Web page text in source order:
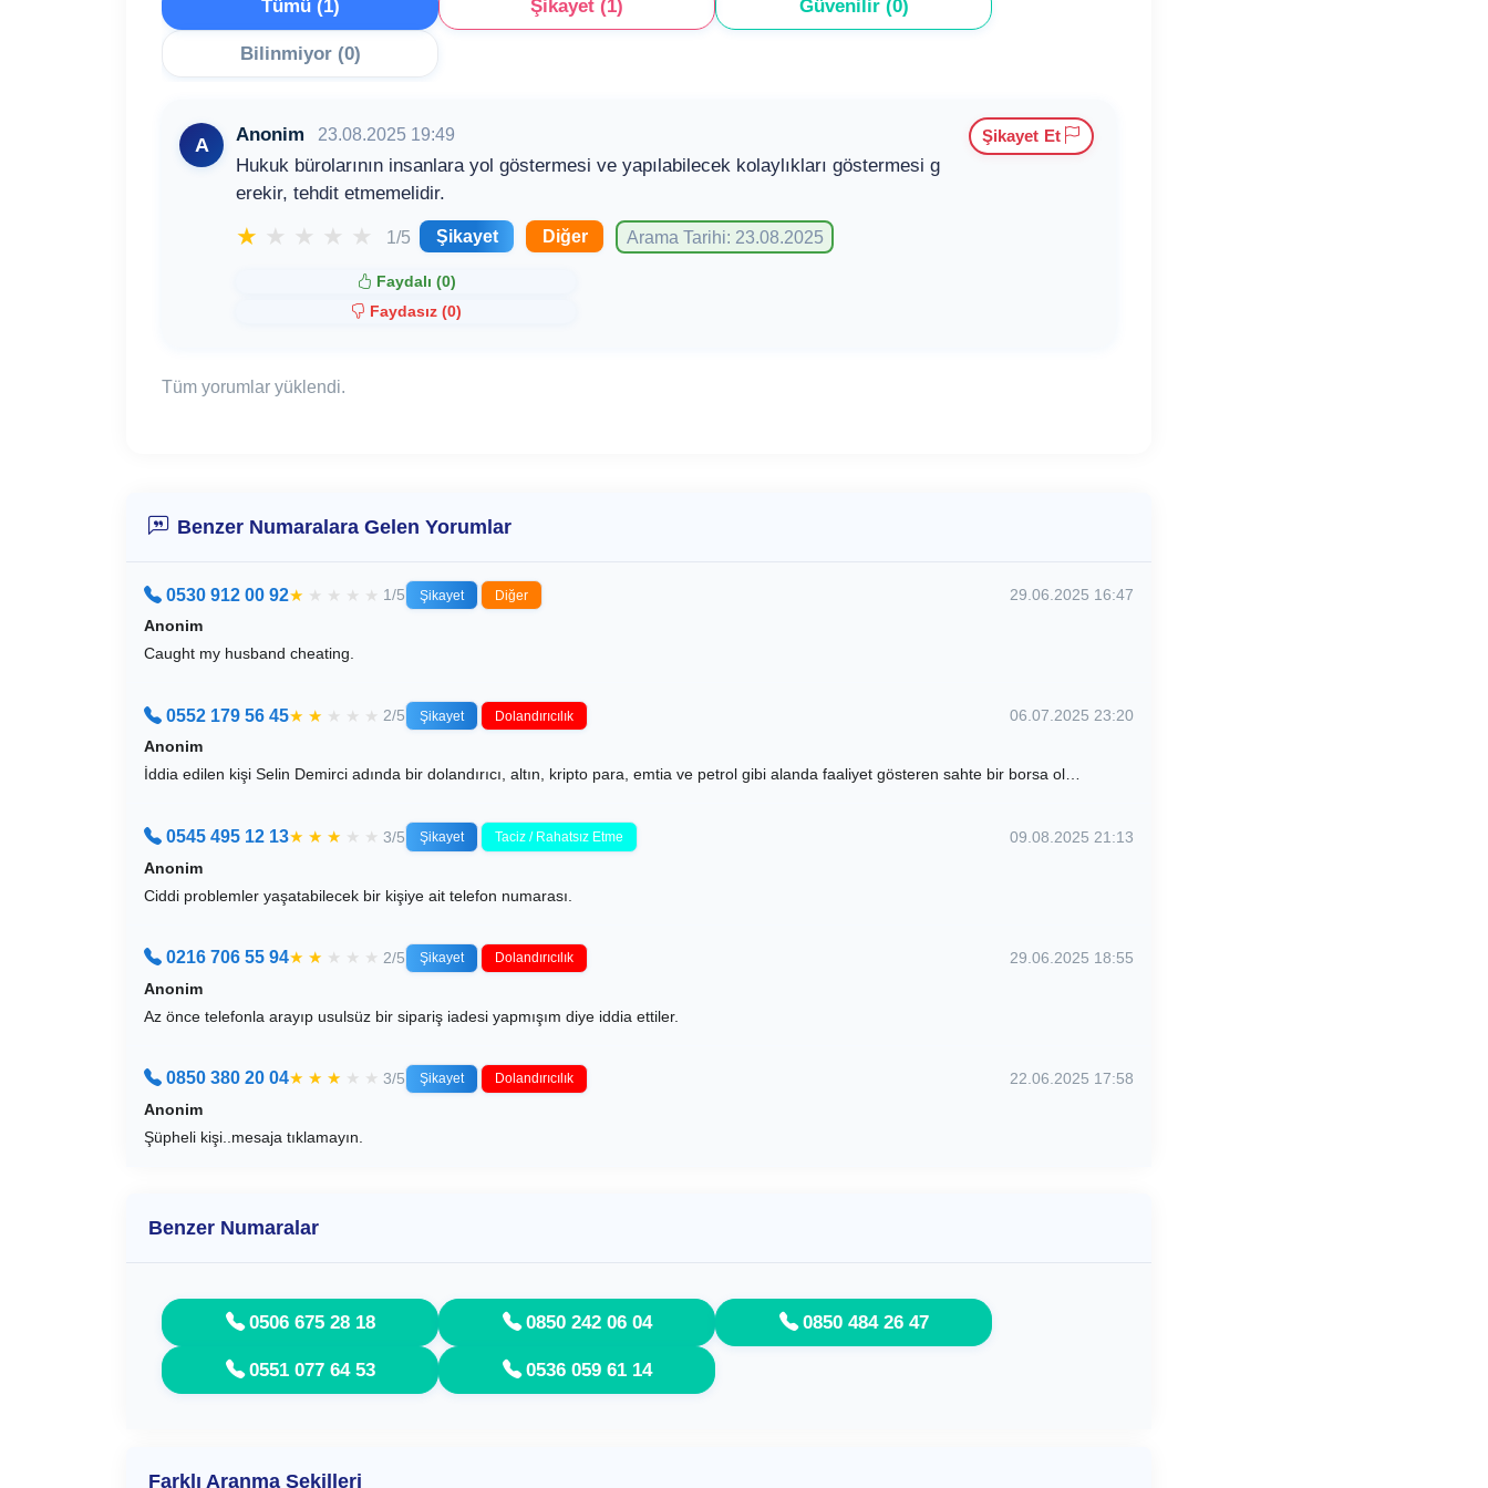
Tümü (1) Şikayet (1) Güvenilir (0)
Bilinmiyor (0)
A Anonim 23.08.2025 19:49
Hukuk bürolarının insanlara yol göstermesi ve yapılabilecek kolaylıkları göstermesi g
erekir, tehdit etmemelidir.
★ ★ ★ ★ ★ 1/5 Şikayet Diğer Arama Tarihi: 23.08.2025
Faydalı (0)
Faydasız (0)
Şikayet Et
Tüm yorumlar yüklendi.
Benzer Numaralara Gelen Yorumlar
0530 912 00 92★ ★ ★ ★ ★ 1/5 Şikayet Diğer
29.06.2025 16:47
Anonim
Caught my husband cheating.
0552 179 56 45★ ★ ★ ★ ★ 2/5 Şikayet Dolandırıcılık
06.07.2025 23:20
Anonim
İddia edilen kişi Selin Demirci adında bir dolandırıcı, altın, kripto para, emtia ve petrol gibi alanda faaliyet gösteren sahte bir borsa ol…
0545 495 12 13★ ★ ★ ★ ★ 3/5 Şikayet Taciz / Rahatsız Etme
09.08.2025 21:13
Anonim
Ciddi problemler yaşatabilecek bir kişiye ait telefon numarası.
0216 706 55 94★ ★ ★ ★ ★ 2/5 Şikayet Dolandırıcılık
29.06.2025 18:55
Anonim
Az önce telefonla arayıp usulsüz bir sipariş iadesi yapmışım diye iddia ettiler.
0850 380 20 04★ ★ ★ ★ ★ 3/5 Şikayet Dolandırıcılık
22.06.2025 17:58
Anonim
Şüpheli kişi..mesaja tıklamayın.
Benzer Numaralar
0506 675 28 18 0850 242 06 04 0850 484 26 47
0551 077 64 53 0536 059 61 14
Farklı Aranma Şekilleri